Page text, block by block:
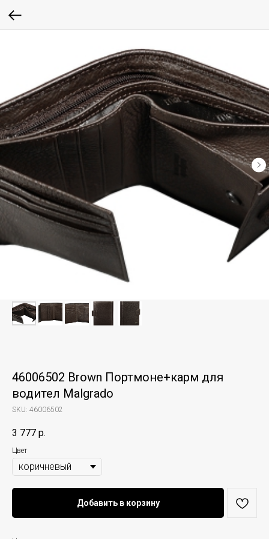
46006502 Brown Портмоне+карм для
водител Malgrado
SKU: 46006502
3 777 р.
Цвет
Добавить в корзину